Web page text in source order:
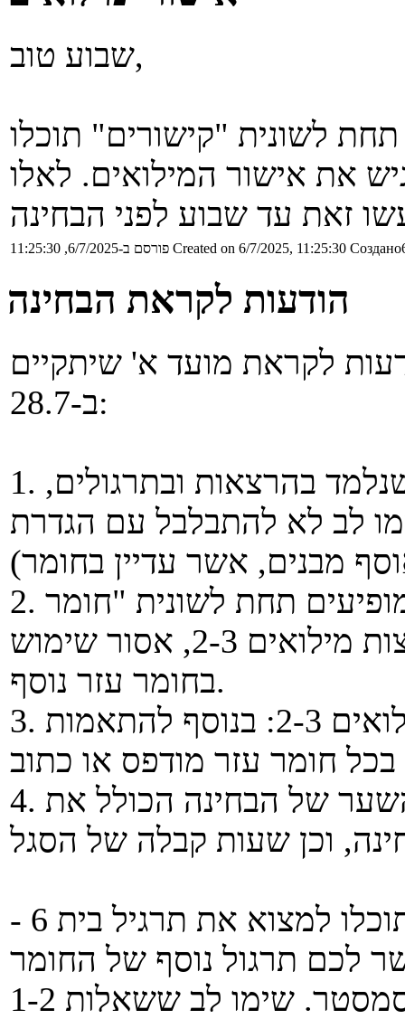
שבוע טוב,
בקבוצות מילואים 2-3, תחת לשונית "קישורים" תוכלו
את אישור המילואים. לאלו
פורסם ב-6/7/2025, 11:25:30 Created on 6/7/2025, 11:25:30
הודעות לקראת הבחינה
לקראת מועד א' שיתקיים
ב-28.7:
1. החומר לבחינה הוא כלל החומר שנלמד בהרצאות ובתרגולים,
לב לא להתבלבל עם הגדרת
2. בבחינה תקבלו את דפי העזר אשר מופיעים תחת לשונית "חומר
המקצוע". מעבר לכך, למעט קבוצות מילואים 2-3, אסור שימוש
בחומר עזר נוסף.
3. התאמות לסטודנטים בקבוצות מילואים 2-3: בנוסף להתאמות
4. לקראת הבחינה יפורסם דף השער של הבחינה הכולל את
בנוסף, תחת לשונית "תרגילי בית" תוכלו למצוא את תרגיל בית 6 -
לכם תרגול נוסף של החומר
שנלמד בשבועות האחרונים של הסמסטר. שימו לב ששאלות 1-2